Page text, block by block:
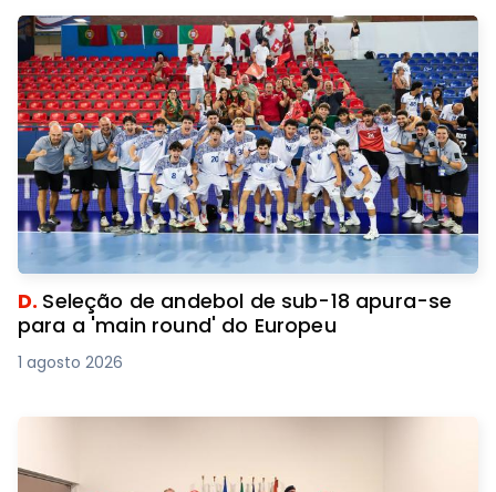
D. Seleção de andebol de sub-18 apura-se
para a 'main round' do Europeu
1 agosto 2026